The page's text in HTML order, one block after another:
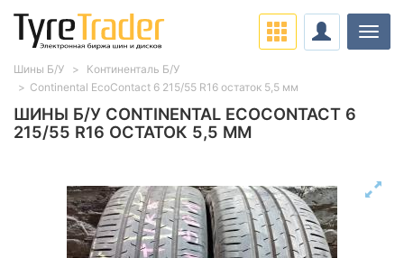
ШИНЫ Б/У CONTINENTAL ECOCONTACT 6
215/55 R16 ОСТАТОК 5,5 ММ
Шины Б/У
Континенталь Б/У
Continental EcoContact 6 215/55 R16 остаток 5,5 мм